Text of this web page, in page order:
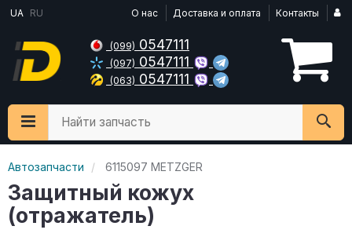
UA RU О нас Доставка и оплата Контакты
(099) 0547111
(097) 0547111
(063) 0547111
Найти запчасть
Автозапчасти 6115097 METZGER
Защитный кожух
(отражатель)